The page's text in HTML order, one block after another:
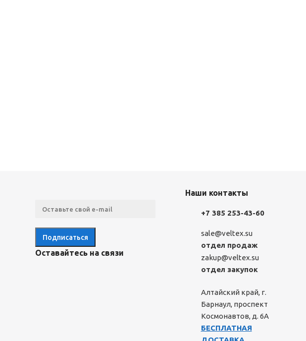
Оставайтесь на связи
Наши контакты
+7 385 253-43-60
sale@veltex.su
отдел продаж
zakup@veltex.su
отдел закупок
Алтайский край, г.
Барнаул, проспект
Космонавтов, д. 6А
БЕСПЛАТНАЯ